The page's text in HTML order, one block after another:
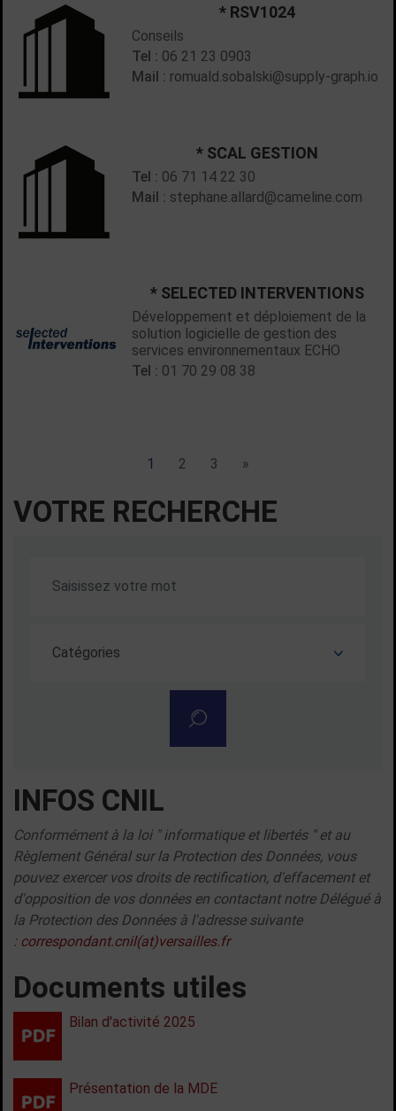
* RSV1024
Conseils
Tel : 06 21 23 0903
Mail : romuald.sobalski@supply-graph.io
* SCAL GESTION
Tel : 06 71 14 22 30
Mail : stephane.allard@cameline.com
* SELECTED INTERVENTIONS
Développement et déploiement de la
solution logicielle de gestion des
services environnementaux ECHO
Tel : 01 70 29 08 38
1
2 3 suivant
»
VOTRE RECHERCHE
Rechercher un résultat
INFOS CNIL
Conformément à la loi " informatique et libertés " et au
Règlement Général sur la Protection des Données, vous
pouvez exercer vos droits de rectification, d'effacement et
d'opposition de vos données en contactant notre Délégué à
la Protection des Données à l'adresse suivante
: correspondant.cnil(at)versailles.fr
Documents utiles
Bilan d'activité 2025
Présentation de la MDE